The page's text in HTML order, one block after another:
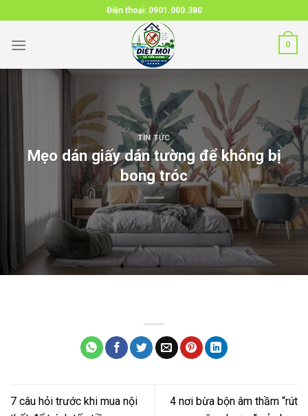
to
content
Điện thoại: 0901.000.380
0
TIN TỨC
Mẹo dán giấy dán tường để không bị
bong tróc
7 câu hỏi trước khi mua nội
4 nơi bừa bộn âm thầm “rút